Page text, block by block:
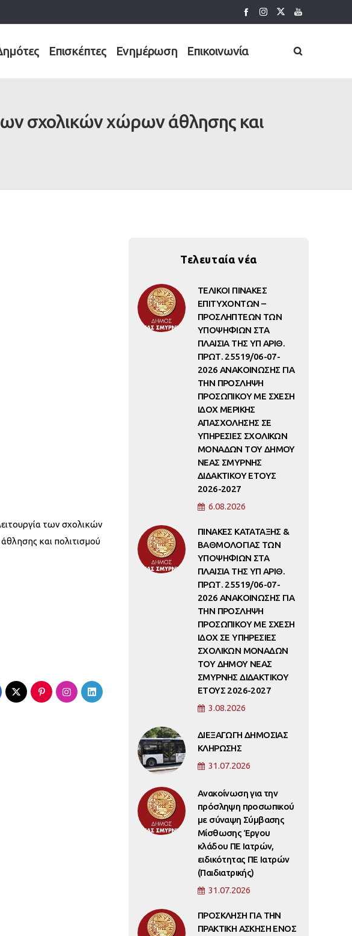
Επισκέπτες Ενημέρωση Επικοινωνία
σχολικών χώρων άθλησης και
των σχολικών
και πολιτισμού
Τελευταία νέα
ΤΕΛΙΚΟΙ ΠΙΝΑΚΕΣ
ΕΠΙΤΥΧΟΝΤΩΝ –
ΠΡΟΣΛΗΠΤΕΩΝ ΤΩΝ
ΥΠΟΨΗΦΙΩΝ ΣΤΑ
ΠΛΑΙΣΙΑ ΤΗΣ ΥΠ ΑΡΙΘ.
ΠΡΩΤ. 25519/06-07-
2026 ΑΝΑΚΟΙΝΩΣΗΣ ΓΙΑ
ΤΗΝ ΠΡΟΣΛΗΨΗ
ΠΡΟΣΩΠΙΚΟΥ ΜΕ ΣΧΕΣΗ
ΙΔΟΧ ΜΕΡΙΚΗΣ
ΑΠΑΣΧΟΛΗΣΗΣ ΣΕ
ΥΠΗΡΕΣΙΕΣ ΣΧΟΛΙΚΩΝ
ΜΟΝΑΔΩΝ ΤΟΥ ΔΗΜΟΥ
ΝΕΑΣ ΣΜΥΡΝΗΣ
ΔΙΔΑΚΤΙΚΟΥ ΕΤΟΥΣ
2026-2027
6.08.2026
ΠΙΝΑΚΕΣ ΚΑΤΑΤΑΞΗΣ &
ΒΑΘΜΟΛΟΓΙΑΣ ΤΩΝ
ΥΠΟΨΗΦΙΩΝ ΣΤΑ
ΠΛΑΙΣΙΑ ΤΗΣ ΥΠ ΑΡΙΘ.
ΠΡΩΤ. 25519/06-07-
2026 ΑΝΑΚΟΙΝΩΣΗΣ ΓΙΑ
ΤΗΝ ΠΡΟΣΛΗΨΗ
ΠΡΟΣΩΠΙΚΟΥ ΜΕ ΣΧΕΣΗ
ΙΔΟΧ ΣΕ ΥΠΗΡΕΣΙΕΣ
ΣΧΟΛΙΚΩΝ ΜΟΝΑΔΩΝ
ΤΟΥ ΔΗΜΟΥ ΝΕΑΣ
ΣΜΥΡΝΗΣ ΔΙΔΑΚΤΙΚΟΥ
ΕΤΟΥΣ 2026-2027
3.08.2026
ΔΙΕΞΑΓΩΓΗ ΔΗΜΟΣΙΑΣ
ΚΛΗΡΩΣΗΣ
31.07.2026
Ανακοίνωση για την
πρόσληψη προσωπικού
με σύναψη Σύμβασης
Μίσθωσης Έργου
κλάδου ΠΕ Ιατρών,
ειδικότητας ΠΕ Ιατρών
(Παιδιατρικής)
31.07.2026
ΠΡΟΣΚΛΗΣΗ ΓΙΑ ΤΗΝ
ΠΡΑΚΤΙΚΗ ΑΣΚΗΣΗ ΕΝΟΣ